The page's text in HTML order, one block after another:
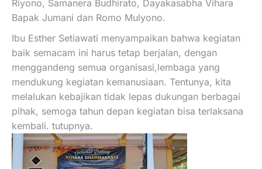
Riyono, Samanera Budhirato, Dayakasabha Vihara
Bapak Jumani dan Romo Mulyono.
Ibu Esther Setiawati menyampaikan bahwa kegiatan
baik semacam ini harus tetap berjalan, dengan
menggandeng semua organisasi,lembaga yang
mendukung kegiatan kemanusiaan. Tentunya, kita
melalukan kebajikan tidak lepas dukungan berbagai
pihak, semoga tahun depan kegiatan bisa terlaksana
kembali. tutupnya.